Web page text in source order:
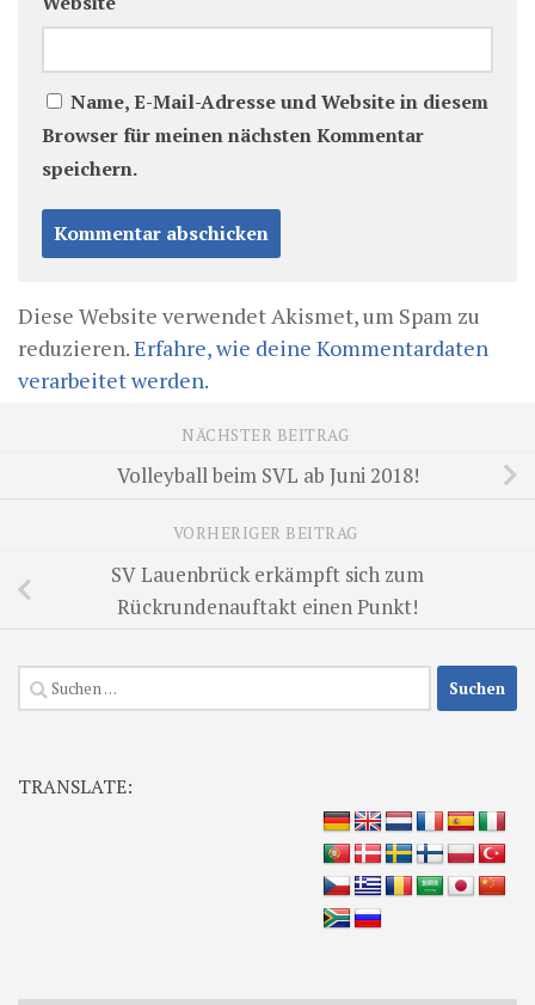
Name, E-Mail-Adresse und Website in diesem
Browser für meinen nächsten Kommentar
speichern.
Diese Website verwendet Akismet, um Spam zu
reduzieren.Erfahre, wie deine Kommentardaten
verarbeitet werden.
NÄCHSTER BEITRAG
Volleyball beim SVL ab Juni 2018!
VORHERIGER BEITRAG
SV Lauenbrück erkämpft sich zum
Rückrundenauftakt einen Punkt!
Suchen
nach:
TRANSLATE: